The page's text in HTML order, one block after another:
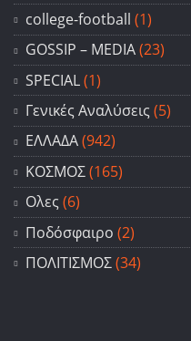
college-football (1)
GOSSIP – ΜΕDIA(23)
SPECIAL(1)
Γενικές Αναλύσεις (5)
ΕΛΛΑΔΑ(942)
ΚΟΣΜΟΣ(165)
Ολες (6)
Ποδόσφαιρο (2)
ΠΟΛΙΤΙΣΜΟΣ(34)